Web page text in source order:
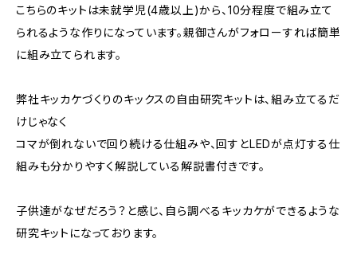
こちらのキットは未就学児(4歳以上)から、10分程度で組み立て
られるような作りになっています。親御さんがフォローすれば簡単
に組み立てられます。
弊社キッカケづくりのキックスの自由研究キットは、組み立てるだ
けじゃなく
コマが倒れないで回り続ける仕組みや、回すとLEDが点灯する仕
組みも分かりやすく解説している解説書付きです。
子供達がなぜだろう？と感じ、自ら調べるキッカケができるような
研究キットになっております。